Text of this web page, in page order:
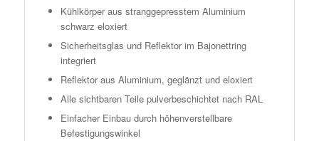
Kühlkörper aus stranggepresstem Aluminium
schwarz eloxiert
Sicherheitsglas und Reflektor im Bajonettring
integriert
Reflektor aus Aluminium, geglänzt und eloxiert
Alle sichtbaren Teile pulverbeschichtet nach RAL
Einfacher Einbau durch höhenverstellbare
Befestigungswinkel